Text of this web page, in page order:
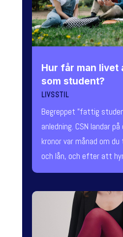
Hur får man livet
som student?
LIVSSTIL
Begreppet "fattig
anledning. CSN landar
kronor var månad om du
och lån, och efter att